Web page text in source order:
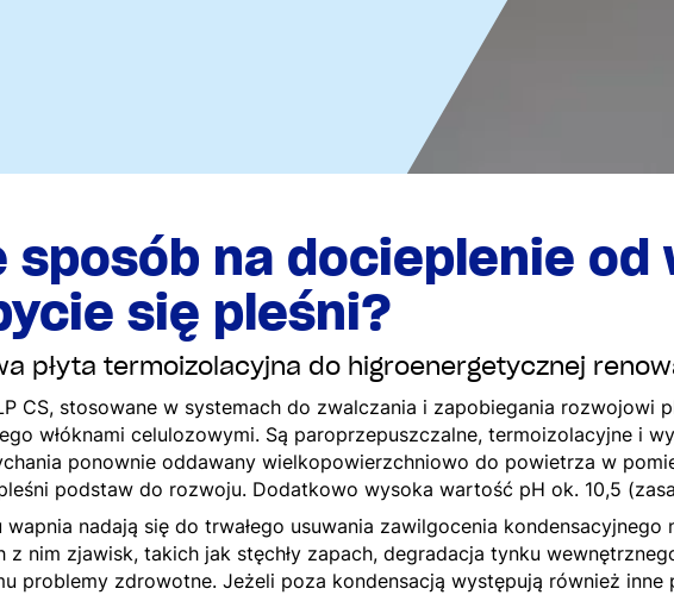
sposób na docieplenie od
się pleśni?
płyta termoizolacyjna do higroenergetycznej
CS, stosowane w systemach do zwalczania i zapobiegania rozwojowi
włóknami celulozowymi. Są paroprzepuszczalne, termoizolacyjne i
ponownie oddawany wielkopowierzchniowo do powietrza w
podstaw do rozwoju. Dodatkowo wysoka wartość pH ok. 10,5
wapnia nadają się do trwałego usuwania zawilgocenia
nim zjawisk, takich jak stęchły zapach, degradacja tynku
problemy zdrowotne. Jeżeli poza kondensacją występują również